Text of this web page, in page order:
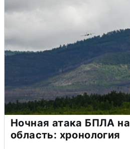
Ночная атака БПЛА
область: хронология